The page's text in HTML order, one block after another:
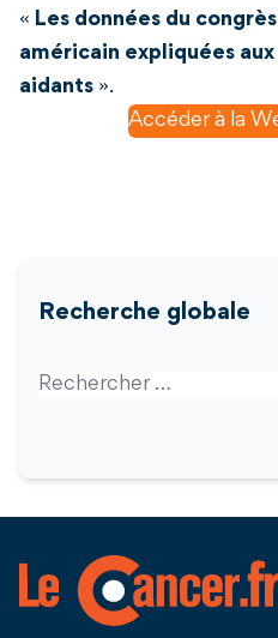
« Les données du
américain expliquées
aidants ».
Accéder à la
Recherche globale
Search for: